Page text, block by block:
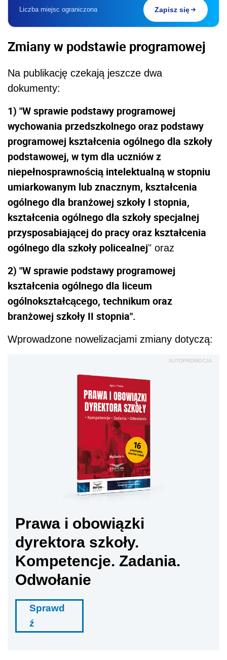
Liczba miejsc ograniczona Zapisz się
Zmiany w podstawie programowej
Na publikację czekają jeszcze dwa
dokumenty:
1) "W sprawie podstawy programowej
wychowania przedszkolnego oraz podstawy
programowej kształcenia ogólnego dla szkoły
podstawowej, w tym dla uczniów z
niepełnosprawnością intelektualną w stopniu
umiarkowanym lub znacznym, kształcenia
ogólnego dla branżowej szkoły I stopnia,
kształcenia ogólnego dla szkoły specjalnej
przysposabiającej do pracy oraz kształcenia
ogólnego dla szkoły policealnej" oraz
2) "W sprawie podstawy programowej
kształcenia ogólnego dla liceum
ogólnokształcącego, technikum oraz
branżowej szkoły II stopnia".
Wprowadzone nowelizacjami zmiany dotyczą:
AUTOPROMOCJA
Prawa i obowiązki
dyrektora szkoły.
Kompetencje. Zadania.
Odwołanie
Sprawd
ź